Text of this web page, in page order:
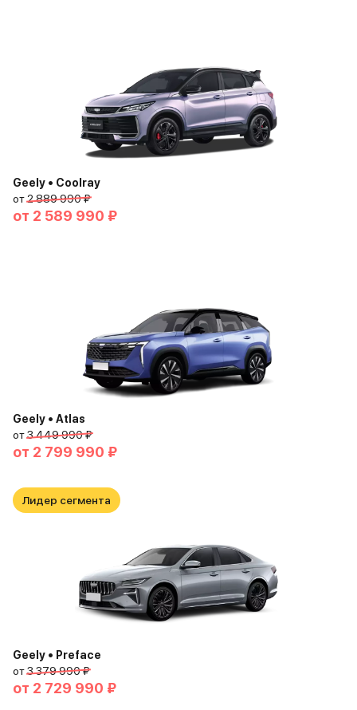
Geely • Coolray
от2 889 990 ₽
от 2 589 990 ₽
Geely • Atlas
от3 449 990 ₽
от 2 799 990 ₽
Лидер сегмента
Geely • Preface
от3 379 990 ₽
от 2 729 990 ₽